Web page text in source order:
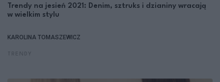
Trendy na jesień 2021: Denim, sztruks i dzianiny wracają
w wielkim stylu
KAROLINA TOMASZEWICZ